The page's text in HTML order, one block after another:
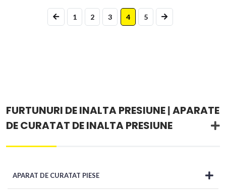
1 2 3 4 5
FURTUNURI DE INALTA PRESIUNE|APARATE
DE CURATAT DE INALTA PRESIUNE
APARAT DE CURATAT PIESE